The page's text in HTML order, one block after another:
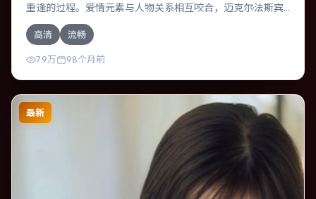
重逢的过程。爱情元素与人物关系相互咬合，迈克尔·法斯宾
德、雷佳音的对手戏尤为出彩。导演斯皮尔伯格善于在长镜
头中积蓄张力，本片亦在中国大陆实地取景，增强真实质
感。
高清 流畅
7.9万 98个月前
最新